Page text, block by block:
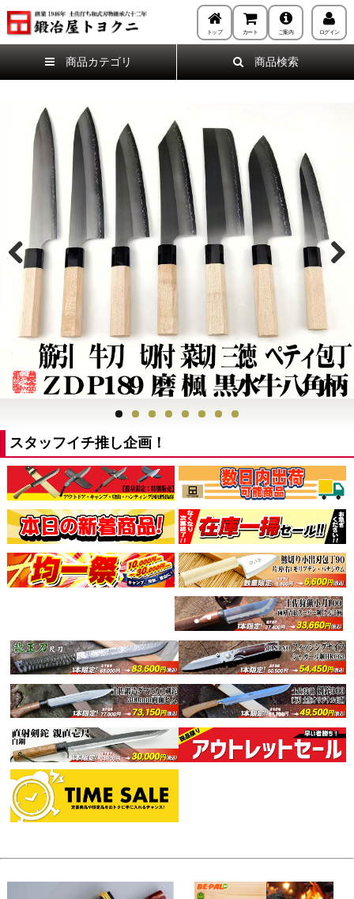
トップ カート ご案内 ログイン
商品カテゴリ 商品検索
Previous
スタッフイチ推し企画！